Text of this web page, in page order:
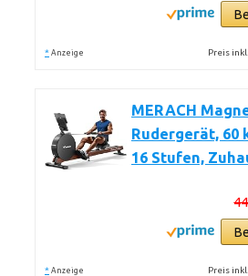
* Anzeige Preis
MERACH
Rudergerät, 60
16 Stufen,
* Anzeige Preis